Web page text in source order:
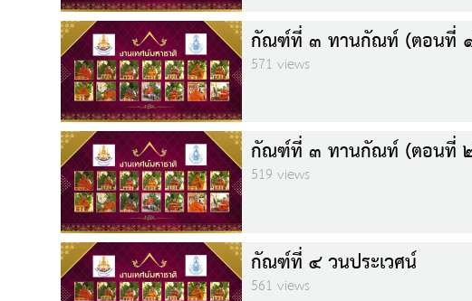
กัณฑ์ที่ ๓ ทานกัณท์ (ตอนที่
571 views
กัณฑ์ที่ ๓ ทานกัณท์ (ตอนที่
519 views
กัณฑ์ที่ ๔ วนประเวศน์
561 views